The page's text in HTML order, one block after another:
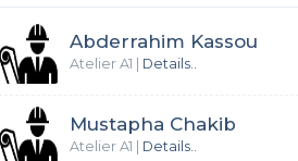
Abderrahim Kassou
Atelier A1 Details..
Mustapha Chakib
Atelier A1 Details..